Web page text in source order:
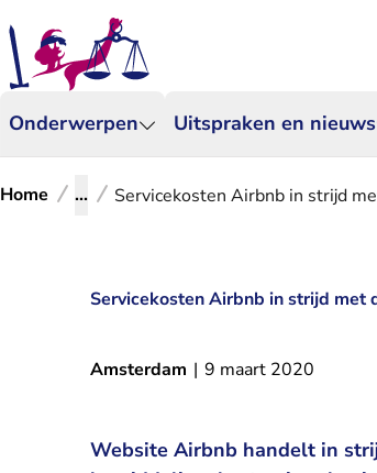
Onderwerpen Uitspraken en nieuws
Home ... Servicekosten Airbnb in strijd
Servicekosten Airbnb in strijd
Amsterdam | 9 maart 2020
Website Airbnb handelt in